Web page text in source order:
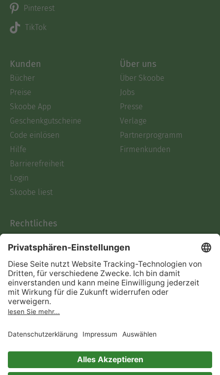
Pinterest
TikTok
Kunden
Bücher
Preise
Skoobe App
Geschenkgutscheine
Code einlösen
Hilfe
Barrierefreiheit
Login
Skoobe liest
Über uns
Über Skoobe
Jobs
Presse
Verlage
Partnerprogramm
Firmenkunden
Rechtliches
AGB
Informationen nach Data
Act
Verträge hier kündigen
Impressum
Immer ein gutes Buch